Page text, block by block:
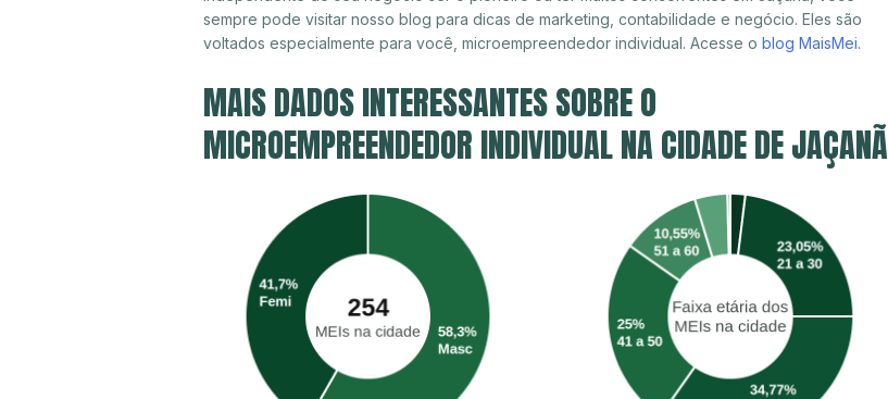
sempre pode visitar nosso blog para dicas de marketing, contabilidade e negócio. Eles são
voltados especialmente para você, microempreendedor individual. Acesse o blog MaisMei.
MAIS DADOS INTERESSANTES SOBRE O
MICROEMPREENDEDOR INDIVIDUAL NA CIDADE DE JAÇANÃ